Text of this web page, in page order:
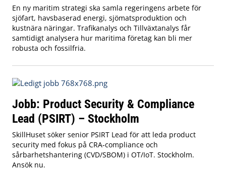
En ny maritim strategi ska samla regeringens arbete för
sjöfart, havsbaserad energi, sjömatsproduktion och
kustnära näringar. Trafikanalys och Tillväxtanalys får
samtidigt analysera hur maritima företag kan bli mer
robusta och fossilfria.
Jobb: Product Security & Compliance
Lead (PSIRT) – Stockholm
SkillHuset söker senior PSIRT Lead för att leda product
security med fokus på CRA‑compliance och
sårbarhetshantering (CVD/SBOM) i OT/IoT. Stockholm.
Ansök nu.